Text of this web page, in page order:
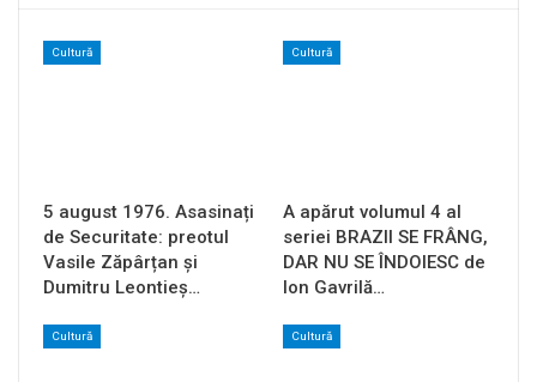
Cultură
5 august 1976. Asasinați
de Securitate: preotul
Vasile Zăpârțan și
Dumitru Leontieș…
Cultură
A apărut volumul 4 al
seriei BRAZII SE FRÂNG,
DAR NU SE ÎNDOIESC de
Ion Gavrilă…
Cultură Cultură